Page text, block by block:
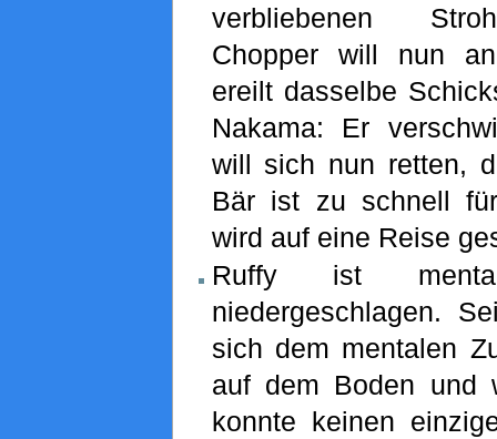
verbliebenen
Chopper will nun
ereilt dasselbe
Nakama: Er
will sich nun retten,
Bär ist zu schnell
wird auf eine Reise
Ruffy ist
niedergeschlagen.
sich dem mentalen
auf dem Boden und
konnte keinen